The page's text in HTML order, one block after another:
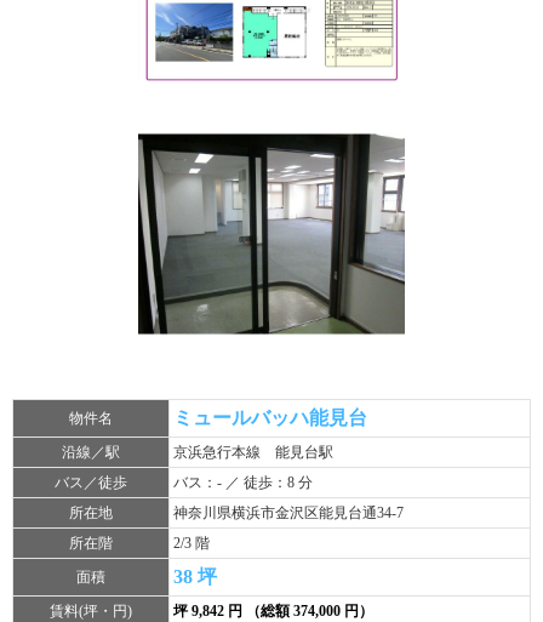
物件名 ミュールバッハ能見台
沿線／駅
京浜急行本線 能見台駅
バス／徒歩
バス：- ／ 徒歩：8 分
所在地
神奈川県横浜市金沢区能見台通34-7
所在階
2/3 階
面積
38 坪
賃料(坪・円)
坪 9,842 円 （総額 374,000 円）